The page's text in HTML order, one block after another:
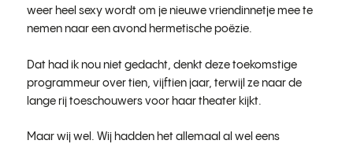
weer heel sexy wordt om je nieuwe vriendinnetje mee te
nemen naar een avond hermetische poëzie.
Dat had ik nou niet gedacht, denkt deze toekomstige
programmeur over tien, vijftien jaar, terwijl ze naar de
lange rij toeschouwers voor haar theater kijkt.
Maar wij wel. Wij hadden het allemaal al wel eens